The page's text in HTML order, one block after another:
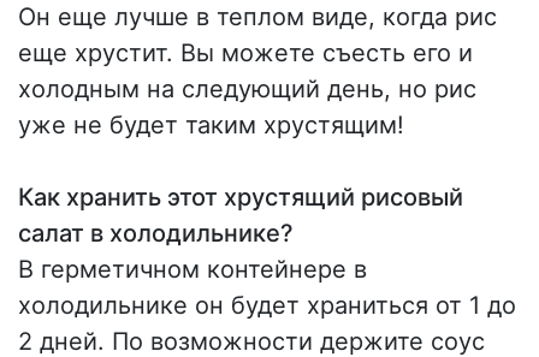
Он еще лучше в теплом виде, когда рис
еще хрустит. Вы можете съесть его и
холодным на следующий день, но рис
уже не будет таким хрустящим!
Как хранить этот хрустящий рисовый
салат в холодильнике?
В герметичном контейнере в
холодильнике он будет храниться от 1 до
2 дней. По возможности держите соус